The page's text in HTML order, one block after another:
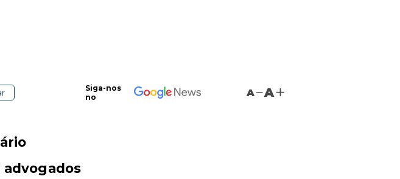
Siga-nos
no
A A